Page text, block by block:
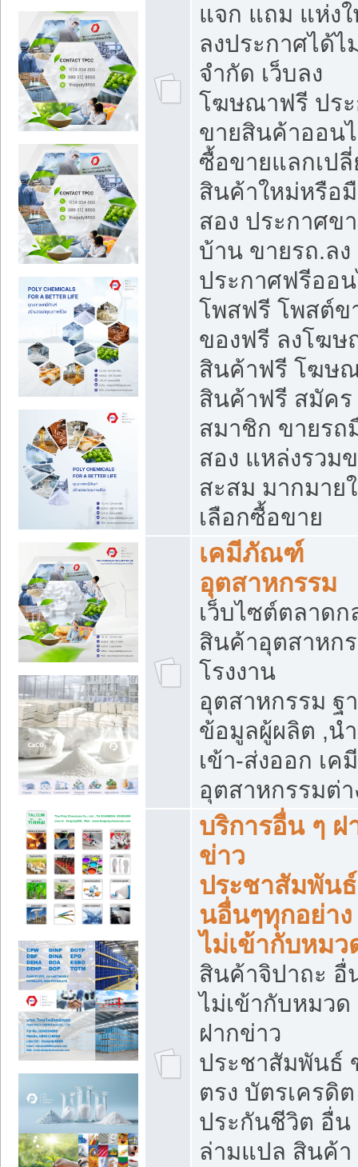
แจก แถม แห่ง
ลงประกาศได้ไ
จำกัด เว็บลง
โฆษณาฟรี ปร
ขายสินค้าออน
ซื้อขายแลกเป
สินค้าใหม่หรือ
สอง ประกาศข
บ้าน ขายรถ.ลง
ประกาศฟรีออ
โพสฟรี โพสต์ข
ของฟรี ลงโฆษ
สินค้าฟรี โฆษ
สินค้าฟรี สมัคร
สมาชิก ขายรถ
สอง แหล่งรวม
สะสม มากมาย
เลือกซื้อขาย
เคมีภัณฑ์
อุตสาหกรรม
เว็บไซต์ตลาดก
สินค้าอุตสาหก
โรงงาน
อุตสาหกรรม ฐ
ข้อมูลผู้ผลิต ,นำ
เข้า-ส่งออก เคมี
อุตสาหกรรมต่า
บริการอื่น ๆ ฝ
ข่าว
ประชาสัมพัน
นอื่นๆทุกอย่า
ไม่เข้ากับหมว
สินค้าจิปาถะ อื่
ไม่เข้ากับหมวด
ฝากข่าว
ประชาสัมพันธ์
ตรง บัตรเครดิต
ประกันชีวิต อื่น
ล่ามแปล สินค้า